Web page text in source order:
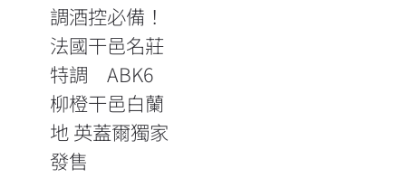
售
調酒控必備！
法國干邑名莊
特調 ABK6
柳橙干邑白蘭
地 英蓋爾獨家
發售